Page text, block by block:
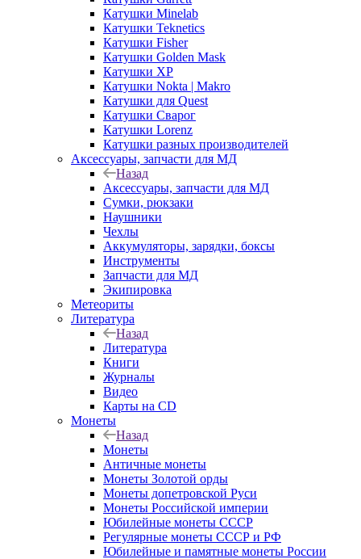
Катушки Minelab
Катушки Teknetics
Катушки Fisher
Катушки Golden Mask
Катушки XP
Катушки Nokta | Makro
Катушки для Quest
Катушки Сварог
Катушки Lorenz
Катушки разных производителей
Аксессуары, запчасти для МД
Назад
Аксессуары, запчасти для МД
Сумки, рюкзаки
Наушники
Чехлы
Аккумуляторы, зарядки, боксы
Инструменты
Запчасти для МД
Экипировка
Метеориты
Литература
Назад
Литература
Книги
Журналы
Видео
Карты на CD
Монеты
Назад
Монеты
Античные монеты
Монеты Золотой орды
Монеты допетровской Руси
Монеты Российской империи
Юбилейные монеты СССР
Регулярные монеты СССР и РФ
Юбилейные и памятные монеты России